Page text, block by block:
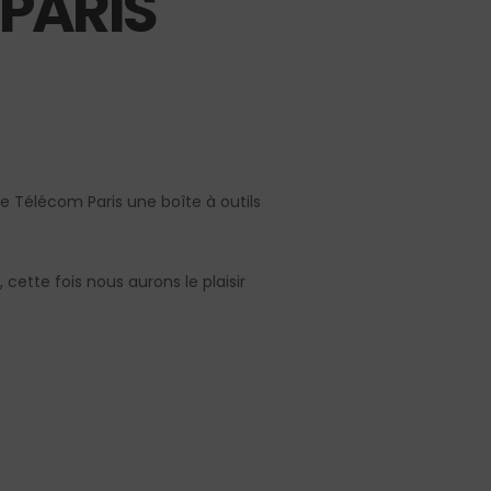
Télécom Paris une boîte à outils
fois nous aurons le plaisir